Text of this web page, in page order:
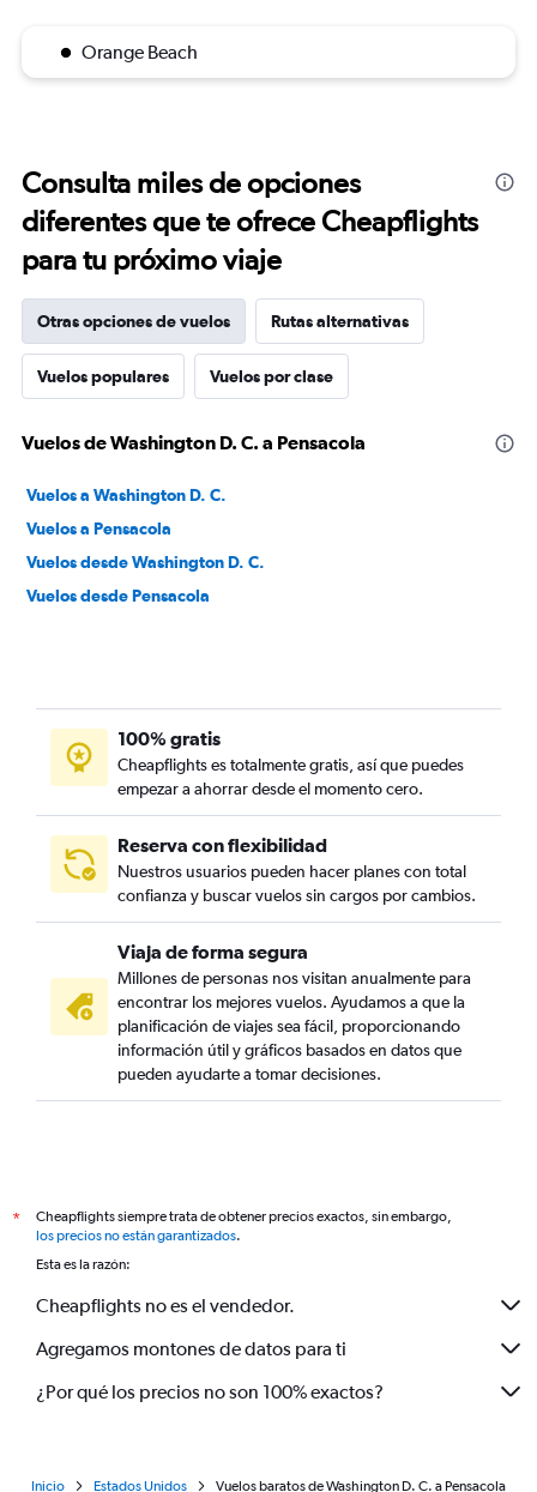
Orange Beach
Consulta miles de opciones
diferentes que te ofrece Cheapflights
para tu próximo viaje
Otras opciones de vuelos Rutas alternativas
Vuelos populares Vuelos por clase
Vuelos de Washington D. C. a Pensacola
Vuelos a Washington D. C.
Vuelos a Pensacola
Vuelos desde Washington D. C.
Vuelos desde Pensacola
100% gratis
Cheapflights es totalmente gratis, así que puedes
empezar a ahorrar desde el momento cero.
Reserva con flexibilidad
Nuestros usuarios pueden hacer planes con total
confianza y buscar vuelos sin cargos por cambios.
Viaja de forma segura
Millones de personas nos visitan anualmente para
encontrar los mejores vuelos. Ayudamos a que la
planificación de viajes sea fácil, proporcionando
información útil y gráficos basados en datos que
pueden ayudarte a tomar decisiones.
*
Cheapflights siempre trata de obtener precios exactos, sin embargo,
los precios no están garantizados.
Esta es la razón:
Cheapflights no es el vendedor.
Agregamos montones de datos para ti
¿Por qué los precios no son 100% exactos?
Inicio Estados Unidos Vuelos baratos de Washington D. C. a Pensacola